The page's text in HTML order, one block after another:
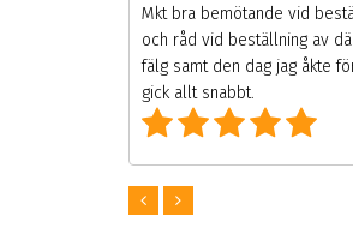
Mkt bra bemötande vid
och råd vid beställning av
fälg samt den dag jag åkte
gick allt snabbt.